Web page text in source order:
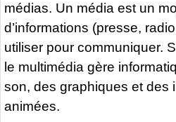
médias. Un média est un
d’informations (presse,
utiliser pour communiquer.
le multimédia gère
son, des graphiques et des
animées.